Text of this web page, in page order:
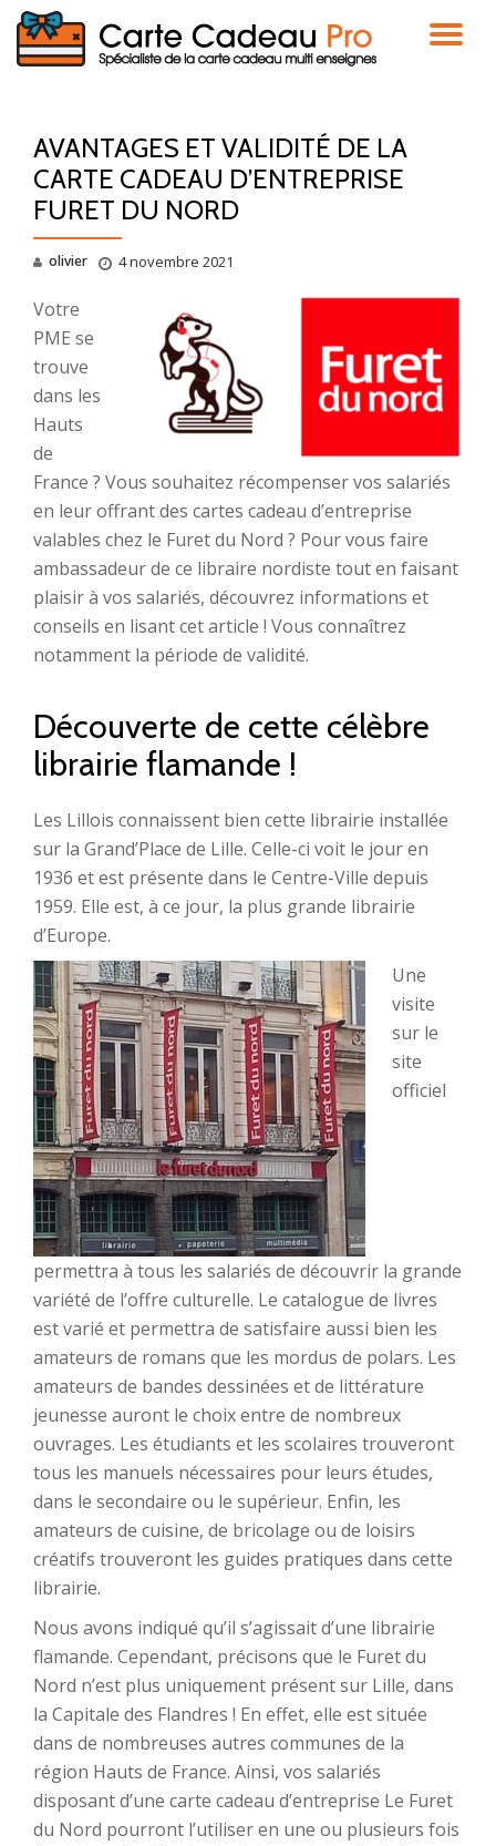
Aller
AVANTAGES ET VALIDITÉ DE LA
CARTE CADEAU D’ENTREPRISE
FURET DU NORD
olivier 4 novembre 2021
Votre
PME se
trouve
dans les
Hauts
de
France ? Vous souhaitez récompenser vos salariés
en leur offrant des cartes cadeau d’entreprise
valables chez le Furet du Nord ? Pour vous faire
ambassadeur de ce libraire nordiste tout en faisant
plaisir à vos salariés, découvrez informations et
conseils en lisant cet article ! Vous connaîtrez
notamment la période de validité.
Découverte de cette célèbre
librairie flamande !
Les Lillois connaissent bien cette librairie installée
sur la Grand’Place de Lille. Celle-ci voit le jour en
1936 et est présente dans le Centre-Ville depuis
1959. Elle est, à ce jour, la plus grande librairie
d’Europe.
Une
visite
sur le
site
officiel
permettra à tous les salariés de découvrir la grande
variété de l’offre culturelle. Le catalogue de livres
est varié et permettra de satisfaire aussi bien les
amateurs de romans que les mordus de polars. Les
amateurs de bandes dessinées et de littérature
jeunesse auront le choix entre de nombreux
ouvrages. Les étudiants et les scolaires trouveront
tous les manuels nécessaires pour leurs études,
dans le secondaire ou le supérieur. Enfin, les
amateurs de cuisine, de bricolage ou de loisirs
créatifs trouveront les guides pratiques dans cette
librairie.
Nous avons indiqué qu’il s’agissait d’une librairie
flamande. Cependant, précisons que le Furet du
Nord n’est plus uniquement présent sur Lille, dans
la Capitale des Flandres ! En effet, elle est située
dans de nombreuses autres communes de la
région Hauts de France. Ainsi, vos salariés
disposant d’une carte cadeau d’entreprise Le Furet
du Nord pourront l’utiliser en une ou plusieurs fois